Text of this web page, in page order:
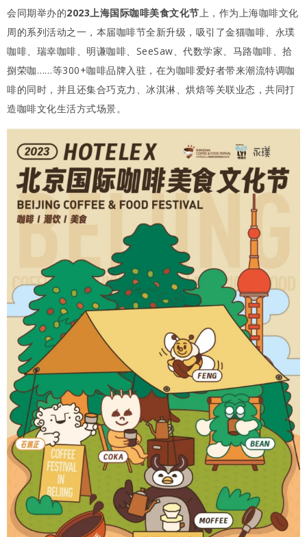
会同期举办的2023上海国际咖啡美食文化节上，作为上海咖啡文化
周的系列活动之一，本届咖啡节全新升级，吸引了金猫咖啡、永璞
咖啡、瑞幸咖啡、明谦咖啡、SeeSaw、代数学家、马路咖啡、拾
捌荣咖……等300+咖啡品牌入驻，在为咖啡爱好者带来潮流特调咖
啡的同时，并且还集合巧克力、冰淇淋、烘焙等关联业态，共同打
造咖啡文化生活方式场景。